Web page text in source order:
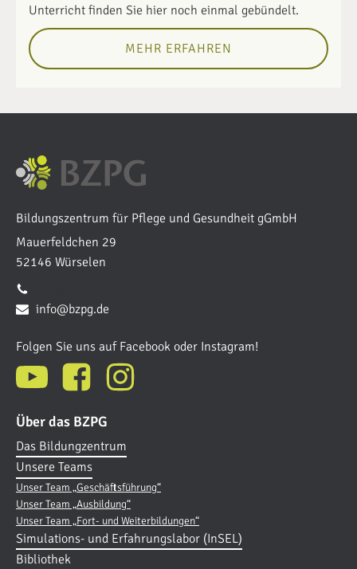
Unterricht finden Sie hier noch einmal gebündelt.
MEHR ERFAHREN
Bildungszentrum für Pflege und Gesundheit gGmbH
Mauerfeldchen 29
52146 Würselen
info@bzpg.de
Folgen Sie uns auf Facebook oder Instagram!
Über das BZPG
Das Bildungzentrum
Unsere Teams
Unser Team „Geschäftsführung“
Unser Team „Ausbildung“
Unser Team „Fort- und Weiterbildungen“
Simulations- und Erfahrungslabor (InSEL)
Bibliothek